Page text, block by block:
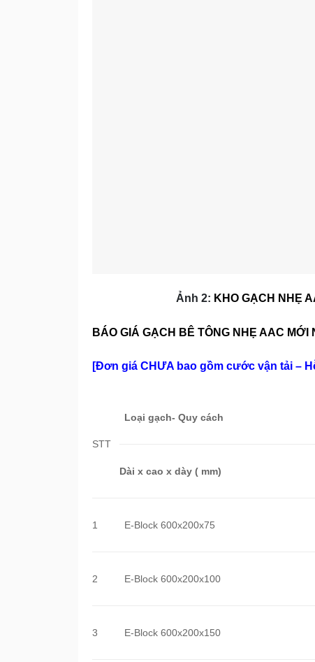
Ảnh 2: KHO GẠCH NHẸ
BÁO GIÁ GẠCH BÊ TÔNG NHẸ AAC MỚI
[Đơn giá CHƯA bao gồm cước vận tải –
STT
Loại gạch- Quy cách
Dài x cao x dày ( mm)
1 E-Block 600x200x75
2 E-Block 600x200x100
3 E-Block 600x200x150